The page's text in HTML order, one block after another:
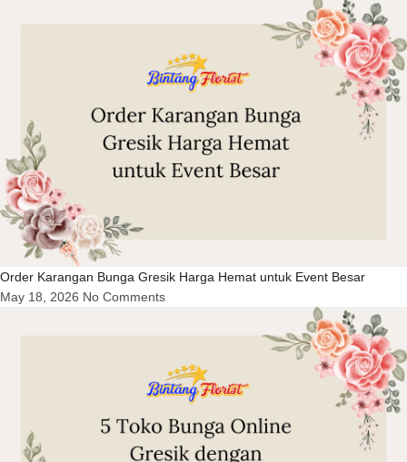
Order Karangan Bunga Gresik Harga Hemat untuk Event Besar
May 18, 2026 No Comments